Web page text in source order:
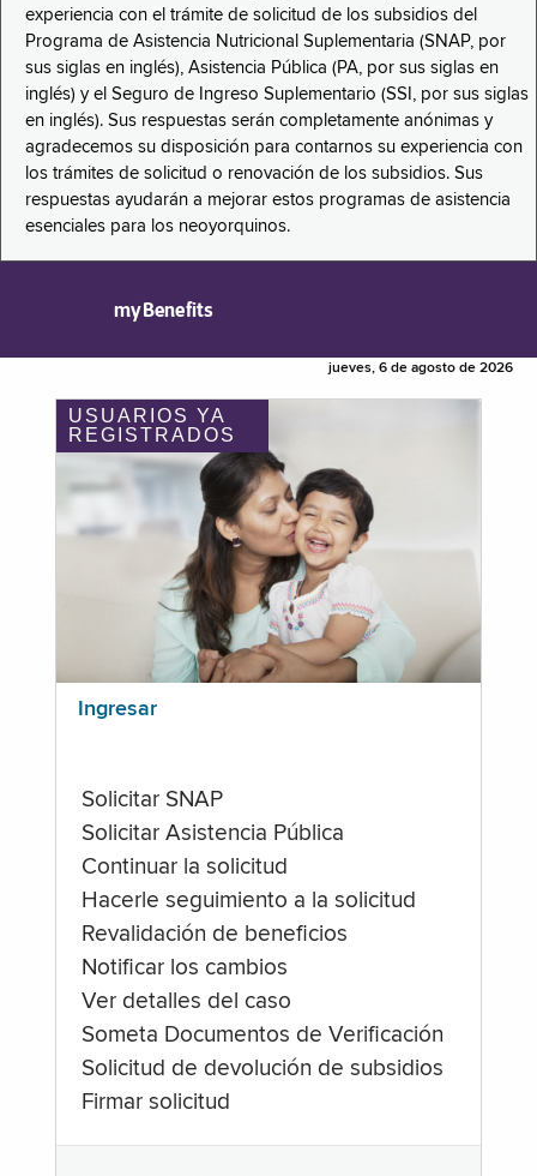
experiencia con el trámite de solicitud de los subsidios del
Programa de Asistencia Nutricional Suplementaria (SNAP, por
sus siglas en inglés), Asistencia Pública (PA, por sus siglas en
inglés) y el Seguro de Ingreso Suplementario (SSI, por sus siglas
en inglés). Sus respuestas serán completamente anónimas y
agradecemos su disposición para contarnos su experiencia con
los trámites de solicitud o renovación de los subsidios. Sus
respuestas ayudarán a mejorar estos programas de asistencia
esenciales para los neoyorquinos.
myBenefits
jueves, 6 de agosto de 2026
USUARIOS YA
REGISTRADOS
Ingresar
Solicitar SNAP
Solicitar Asistencia Pública
Continuar la solicitud
Hacerle seguimiento a la solicitud
Revalidación de beneficios
Notificar los cambios
Ver detalles del caso
Someta Documentos de Verificación
Solicitud de devolución de subsidios
Firmar solicitud